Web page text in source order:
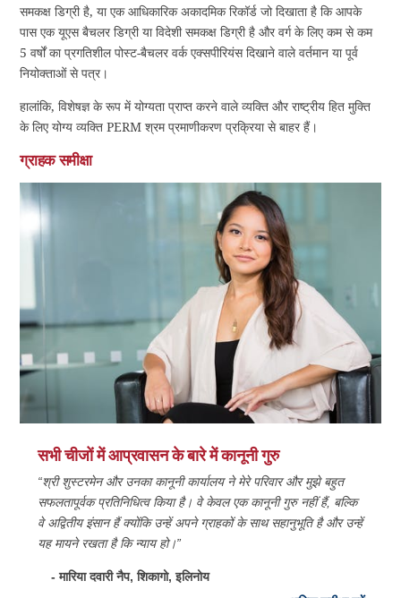
समकक्ष डिग्री है, या एक आधिकारिक अकादमिक रिकॉर्ड जो दिखाता है कि आपके
पास एक यूएस बैचलर डिग्री या विदेशी समकक्ष डिग्री है और वर्ग के लिए कम से कम
5 वर्षों का प्रगतिशील पोस्ट-बैचलर वर्क एक्सपीरियंस दिखाने वाले वर्तमान या पूर्व
नियोक्ताओं से पत्र।
हालांकि, विशेषज्ञ के रूप में योग्यता प्राप्त करने वाले व्यक्ति और राष्ट्रीय हित मुक्ति
के लिए योग्य व्यक्ति PERM श्रम प्रमाणीकरण प्रक्रिया से बाहर हैं।
ग्राहक समीक्षा
सभी चीजों में आप्रवासन के बारे में कानूनी गुरु
“श्री शुस्टरमेन और उनका कानूनी कार्यालय ने मेरे परिवार और मुझे बहुत
सफलतापूर्वक प्रतिनिधित्व किया है। वे केवल एक कानूनी गुरु नहीं हैं, बल्कि
वे अद्वितीय इंसान हैं क्योंकि उन्हें अपने ग्राहकों के साथ सहानुभूति है और उन्हें
यह मायने रखता है कि न्याय हो।”
- मारिया दवारी नैप, शिकागो, इलिनोय